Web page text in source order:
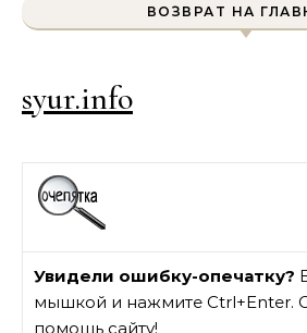
ВОЗВРАТ НА
syur.info
Увидели ошибку-опечатку?
мышкой и нажмите Ctrl+Enter.
помощь сайту!